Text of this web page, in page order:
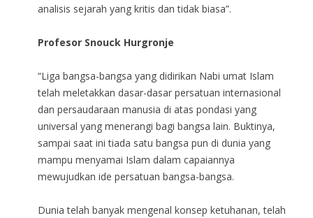
analisis sejarah yang kritis dan tidak biasa”.
Profesor Snouck Hurgronje
“Liga bangsa-bangsa yang didirikan Nabi umat Islam
telah meletakkan dasar-dasar persatuan internasional
dan persaudaraan manusia di atas pondasi yang
universal yang menerangi bagi bangsa lain. Buktinya,
sampai saat ini tiada satu bangsa pun di dunia yang
mampu menyamai Islam dalam capaiannya
mewujudkan ide persatuan bangsa-bangsa.
Dunia telah banyak mengenal konsep ketuhanan, telah